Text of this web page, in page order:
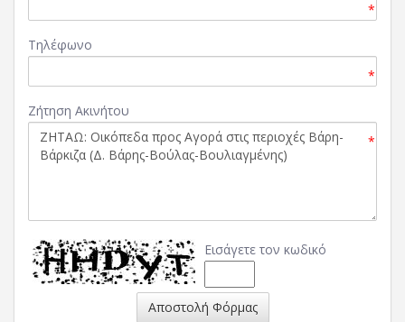
*
Τηλέφωνο
*
Ζήτηση Ακινήτου
*
Εισάγετε τον κωδικό
Αποστολή Φόρμας